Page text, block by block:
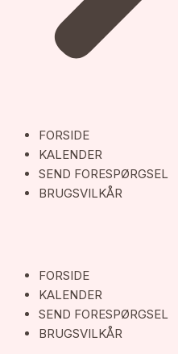
FORSIDE
KALENDER
SEND FORESPØRGSEL
BRUGSVILKÅR
FORSIDE
KALENDER
SEND FORESPØRGSEL
BRUGSVILKÅR